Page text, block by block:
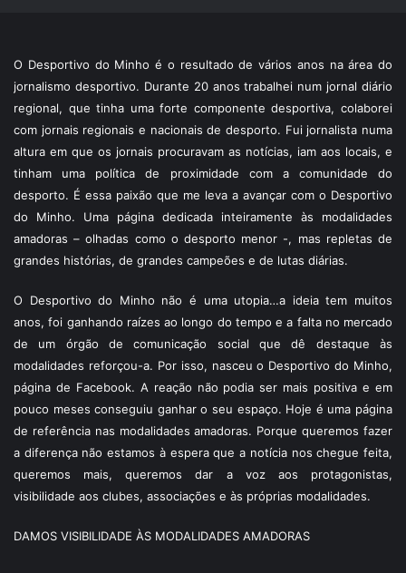
O Desportivo do Minho é o resultado de vários anos na área do
jornalismo desportivo. Durante 20 anos trabalhei num jornal diário
regional, que tinha uma forte componente desportiva, colaborei
com jornais regionais e nacionais de desporto. Fui jornalista numa
altura em que os jornais procuravam as notícias, iam aos locais, e
tinham uma política de proximidade com a comunidade do
desporto. É essa paixão que me leva a avançar com o Desportivo
do Minho. Uma página dedicada inteiramente às modalidades
amadoras – olhadas como o desporto menor -, mas repletas de
grandes histórias, de grandes campeões e de lutas diárias.
O Desportivo do Minho não é uma utopia…a ideia tem muitos
anos, foi ganhando raízes ao longo do tempo e a falta no mercado
de um órgão de comunicação social que dê destaque às
modalidades reforçou-a. Por isso, nasceu o Desportivo do Minho,
página de Facebook. A reação não podia ser mais positiva e em
pouco meses conseguiu ganhar o seu espaço. Hoje é uma página
de referência nas modalidades amadoras. Porque queremos fazer
a diferença não estamos à espera que a notícia nos chegue feita,
queremos mais, queremos dar a voz aos protagonistas,
visibilidade aos clubes, associações e às próprias modalidades.
DAMOS VISIBILIDADE ÀS MODALIDADES AMADORAS